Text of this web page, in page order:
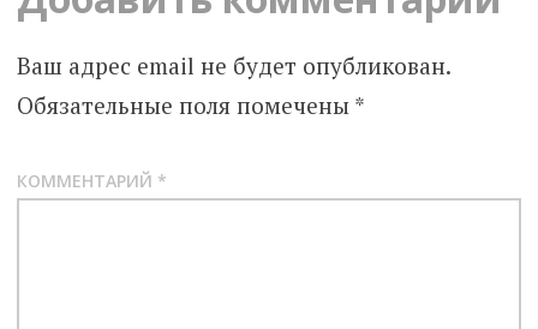
Ваш адрес email не будет опубликован.
Обязательные поля помечены *
КОММЕНТАРИЙ *